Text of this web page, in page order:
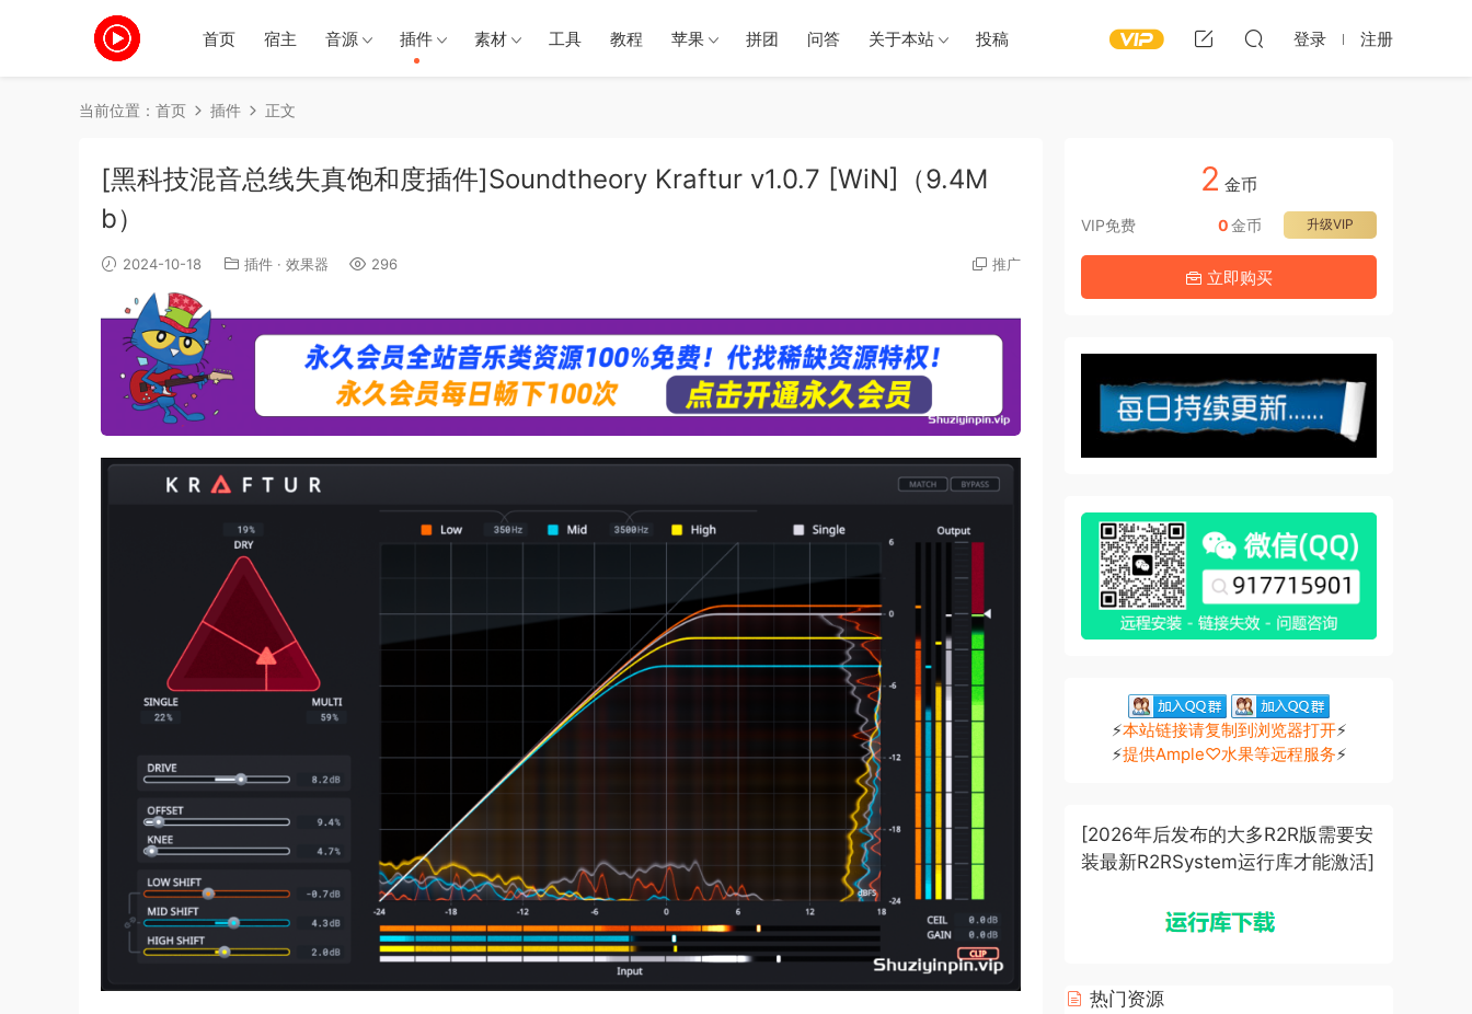
首页 宿主 音源 插件 素材 工具 教程 苹果 拼团 问答 关于本站 投稿 登录 注册
当前位置： 首页 插件 正文
[黑科技混音总线失真饱和度插件]Soundtheory Kraftur v1.0.7 [WiN]（9.4M
b）
2024-10-18 插件 · 效果器 296 推广
2 金币
VIP免费 升级VIP
0金币
立即购买
⚡本站链接请复制到浏览器打开⚡
⚡提供Ample♡水果等远程服务⚡
[2026年后发布的大多R2R版需要安
装最新R2RSystem运行库才能激活]
热门资源